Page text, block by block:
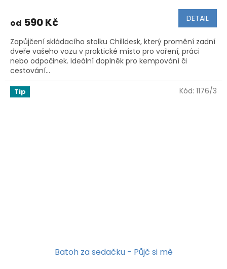
od 590 Kč DETAIL
Zapůjčení skládacího stolku Chilldesk, který promění zadní
dveře vašeho vozu v praktické místo pro vaření, práci
nebo odpočinek. Ideální doplněk pro kempování či
cestování...
Tip
Batoh za sedačku - Půjč si mě
Kód: 1176/3